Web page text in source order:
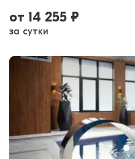
от 14 255 ₽
за сутки